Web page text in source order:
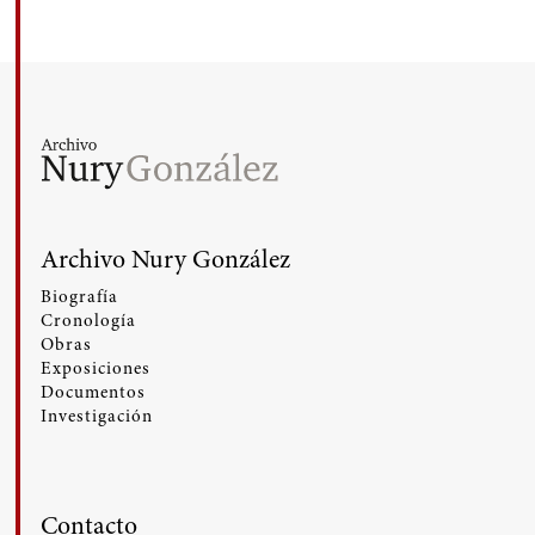
Archivo Nury González
Biografía
Cronología
Obras
Exposiciones
Documentos
Investigación
Contacto